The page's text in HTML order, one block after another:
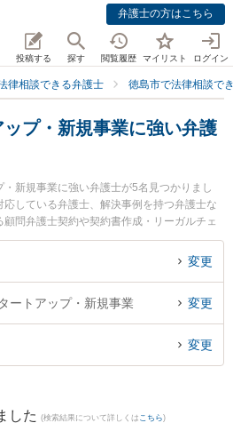
弁護士の方はこちら
投稿する 探す 閲覧履歴 マイリスト ログイン
律相談できる弁護士 徳島市で法律相談で
プ・新規事業に強い弁護
新規事業に強い弁護士が5名見つかりまし
している弁護士、解決事例を持つ弁護士な
問弁護士契約や契約書作成・リーガルチェ
の細かな分野での絞り込み検索もでき便利
徳島オフィスの細谷 健人弁護士や戸田コン
トアップ・新規事業のトラブルを今すぐに弁
プ・新規事業のトラブル解決の実績豊富な
回相談無料でスタートアップ・新規事業を法
変更
ートアップ・新規事業 変更
変更
した (検索結果について詳しくは こちら)